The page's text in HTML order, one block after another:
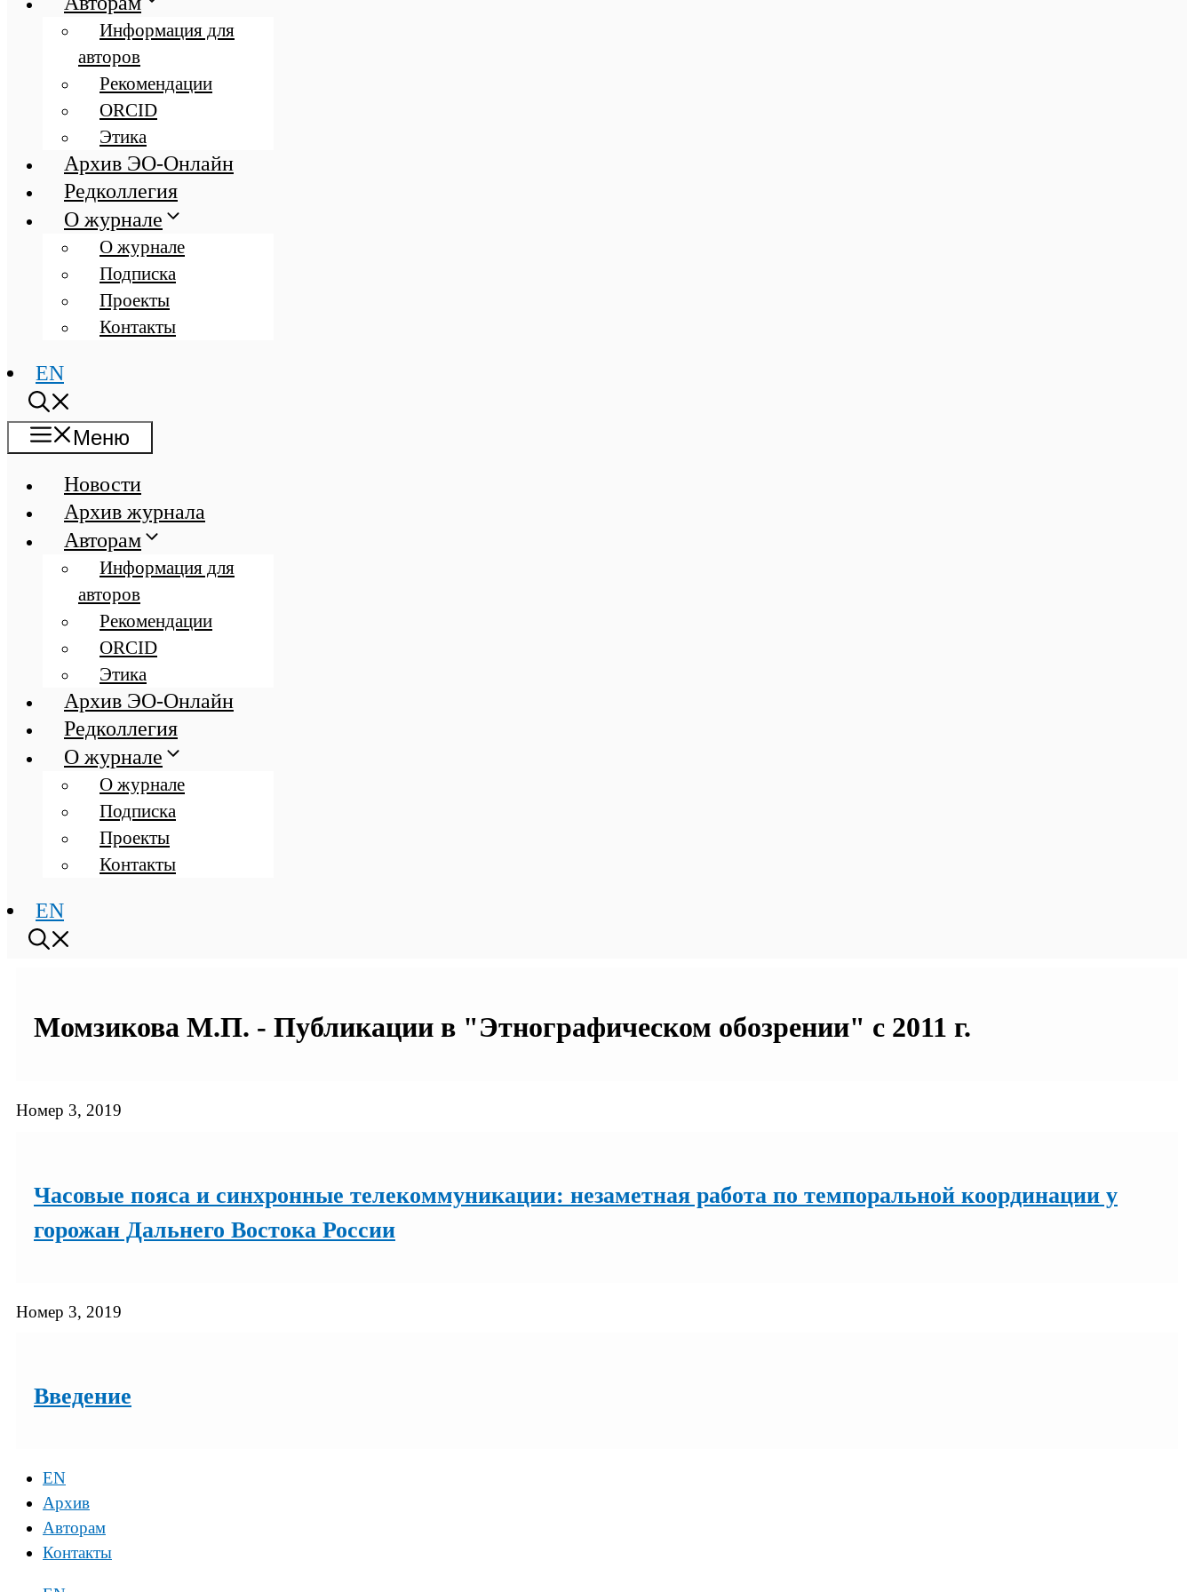
Информация для
авторов
Рекомендации
ORCID
Этика
Архив ЭО-Онлайн
Редколлегия
О журнале
О журнале
Подписка
Проекты
Контакты
EN
Меню
Новости
Архив журнала
Авторам
Информация для
авторов
Рекомендации
ORCID
Этика
Архив ЭО-Онлайн
Редколлегия
О журнале
О журнале
Подписка
Проекты
Контакты
EN
Момзикова М.П. - Публикации в "Этнографическом обозрении" с 2011 г.
Номер 3, 2019
Часовые пояса и синхронные телекоммуникации: незаметная работа по темпоральной координации у
горожан Дальнего Востока России
Номер 3, 2019
Введение
EN
Архив
Авторам
Контакты